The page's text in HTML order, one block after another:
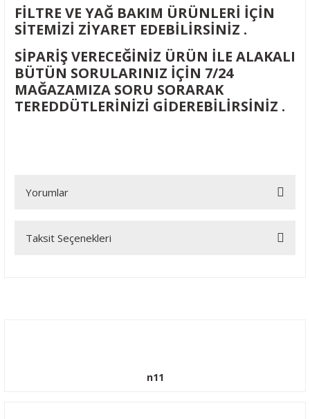
FİLTRE VE YAĞ BAKIM ÜRÜNLERİ İÇİN
SİTEMİZİ ZİYARET EDEBİLİRSİNİZ .
SİPARİŞ VERECEĞİNİZ ÜRÜN İLE ALAKALI
BÜTÜN SORULARINIZ İÇİN 7/24
MAĞAZAMIZA SORU SORARAK
TEREDDÜTLERİNİZİ GİDEREBİLİRSİNİZ .
Yorumlar
Bu ürüne ilk yorumu siz yapın!
Taksit Seçenekleri
n11